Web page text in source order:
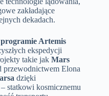
zakładające
dekadach.
programie Artemis
ekspedycji
takie jak Mars
przewodnictwem Elona
dzięki
– statkowi kosmicznemu